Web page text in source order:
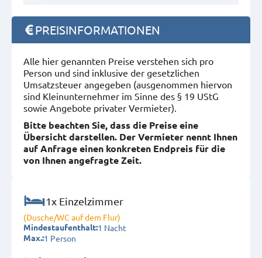
PREISINFORMATIONEN
Alle hier genannten Preise verstehen sich pro
Person und sind inklusive der gesetzlichen
Umsatzsteuer angegeben (ausgenommen hiervon
sind Kleinunternehmer im Sinne des § 19 UStG
sowie Angebote privater Vermieter).
Bitte beachten Sie, dass die Preise eine
Übersicht darstellen. Der Vermieter nennt Ihnen
auf Anfrage einen konkreten Endpreis für die
von Ihnen angefragte Zeit.
1x Einzelzimmer
(Dusche/WC auf dem Flur)
Mindestaufenthalt:1 Nacht
Max.:1 Person